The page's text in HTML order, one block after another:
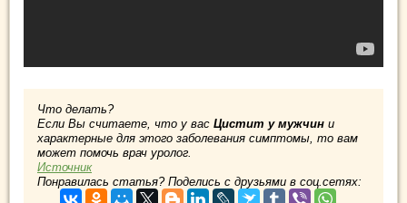
Что делать?
Если Вы считаете, что у вас Цистит у мужчин и
характерные для этого заболевания симптомы, то вам
может помочь врач уролог.
Источник
Понравилась статья? Поделись с друзьями в соц.сетях: